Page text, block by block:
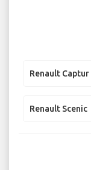
Renault Captur
Renault Scenic